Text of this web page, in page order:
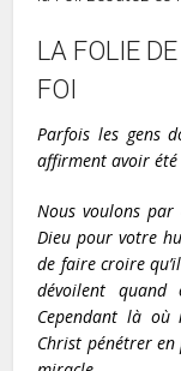
LA FOLIE
FOI
Parfois les gens
affirment avoir été
Nous voulons par
Dieu pour votre
de faire croire
dévoilent
Cependant là où
Christ pénétrer